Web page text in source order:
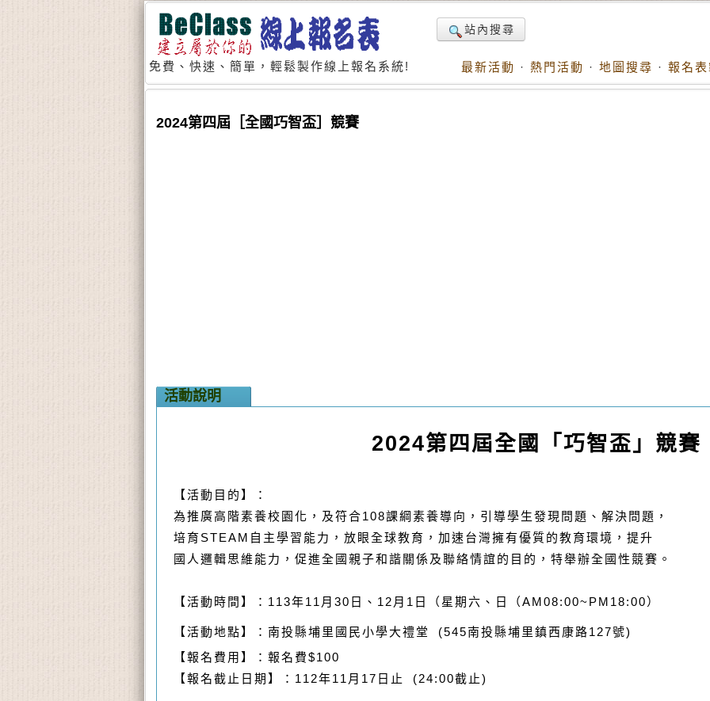
免費、快速、簡單，輕鬆製作線上報名系統!
站內搜尋
最新活動 · 熱門活動 · 地圖搜尋 · 報名
2024第四屆［全國巧智盃］競賽
活動說明
2024第四屆全國「巧智盃」競賽
【活動目的】：
為推廣高階素養校園化，及符合108課綱素養導向，引導學生發現問題、解決問題，
培育STEAM自主學習能力，放眼全球教育，加速台灣擁有優質的教育環境，提升
國人邏輯思維能力，促進全國親子和諧關係及聯絡情誼的目的，特舉辦全國性競賽。
【活動時間】：113年11月30日、12月1日（星期六、日（AM08:00~PM18:00）
【活動地點】：南投縣埔里國民小學大禮堂 (545南投縣埔里鎮西康路127號)
【報名費用】：報名費$100
【報名截止日期】：112年11月17日止 (24:00截止)